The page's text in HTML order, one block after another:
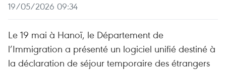
19/05/2026 09:34
Le 19 mai à Hanoï, le Département de
l’Immigration a présenté un logiciel unifié destiné à
la déclaration de séjour temporaire des étrangers